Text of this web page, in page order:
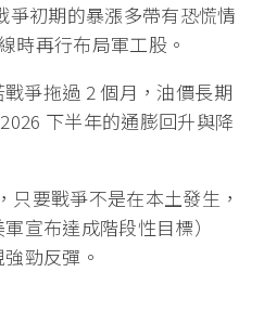
爭初期的暴漲多帶有恐慌情
時再行布局軍工股。
戰爭拖過 2 個月，油價長期
下半年的通膨回升與降
只要戰爭不是在本土發生，
宣布達成階段性目標）
勁反彈。